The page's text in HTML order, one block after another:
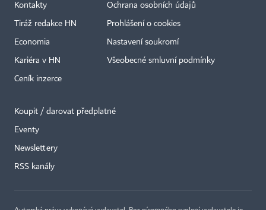
Kontakty
Tiráž redakce HN
Economia
Kariéra v HN
Ceník inzerce
Ochrana osobních údajů
Prohlášení o cookies
Nastavení soukromí
Všeobecné smluvní podmínky
Koupit / darovat předplatné
Eventy
Newslettery
RSS kanály